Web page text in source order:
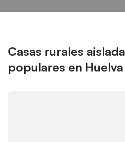
Casas rurales
populares en Huelva